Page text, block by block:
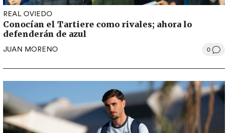
REAL OVIEDO
Conocían el Tartiere como rivales; ahora lo
defenderán de azul
JUAN MORENO 0